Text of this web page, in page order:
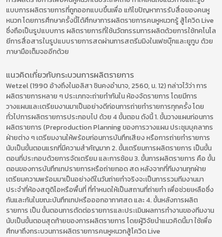
แบบการผลิตรายการที่ถูกออกแบบขึ้นเพื่อ แก้ไขปัญหาการรับสื่อของคนหู
หนวก โดยการศึกษาครั้งนี้ได้ศึกษาการผลิตรายการคนหูหนวกรู้ สู้โควิด Live
ซึ่งถือเป็นรูปแบบการ ผลิตรายการที่ใช้นวัตกรรมการผลิตด้วยการใช้ทคโนโล
ยีการสื่อสารในรูปแบบรายการสดผ่านการสตรีมมิงในเฟซบุ๊กและยูทูบ ด้วย
ภาษามือเต็มจออีกด้วย
แนวคิดเกี่ยวกับกระบวนการผลิตรายการ
Wetzel (1990 อ้างถึงในอลิสา ชินคงอำนาจ, 2560, น. 12) กล่าวไว้ว่า การ
ผลิตรายการหลาย ๆ ประเภทจะถ่ายทำกันใน ห้องจัดรายการ โดยมีการ
วางแผนและเตรียมงานมาเป็นอย่างดีก่อนการถ่ายทำรายการทุกครั้ง โดย
ทั่วไปการผลิตรายการประกอบไป ด้วย 4 ขั้นตอน ดังนี้ 1. ขั้นวางแผนก่อนการ
ผลิตรายการ (Preproduction Planning ของการวางแผน ประชุมบุคลากร
ฝ่ายต่าง ๆ เตรียมงานให้พร้อมก่อนการบันทึกเสียง หรือการถ่ายทำรายการ
นับเป็นขั้นตอนแรกที่มีความสำคัญมาก 2. ขั้นเตรียมการผลิตรายการ เป็นขั้น
ตอนที่ประกอบด้วยการจัดเตรียม และการซ้อม 3. ขั้นการผลิตรายการ คือ ขั้น
ตอนของการบันทึกเทปรายการหรือถ่ายทอด สด หลังจากที่ทีมงานทุกฝ่าย
เตรียมความพร้อมมาเป็นอย่างดีในวันถ่ายทำจริงจะเป็นการรวมทีมงานมา
ประจำที่ห้องสตูดิโอหรือพื้นที่ ที่กำหนดให้เป็นสถานที่ถ่ายทำ เพื่อช่วยเหลือซึ่ง
กันและกันในขณะบันทึกเทปหรือออกอากาศสด และ 4. ขั้นหลังการผลิต
รายการ เป็น ขั้นตอนการตัดต่อรายการและประเมินผลการทำงานของทีมงาน
นับเป็นขั้นตอนสุดท้ายของการผลิตรายการ โดยผู้วิจัยนำแนวคิดนี้มา ใช้เพื่อ
ศึกษาถึงกระบวนการผลิตรายการคนหูหนวกสู้โควิด Live